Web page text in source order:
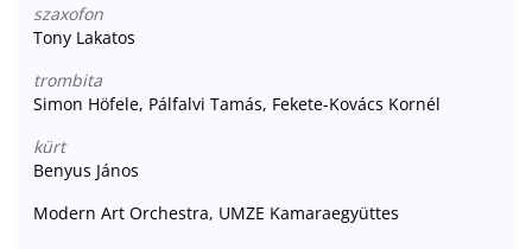
szaxofon
Tony Lakatos
trombita
Simon Höfele, Pálfalvi Tamás, Fekete-Kovács Kornél
kürt
Benyus János
Modern Art Orchestra, UMZE Kamaraegyüttes